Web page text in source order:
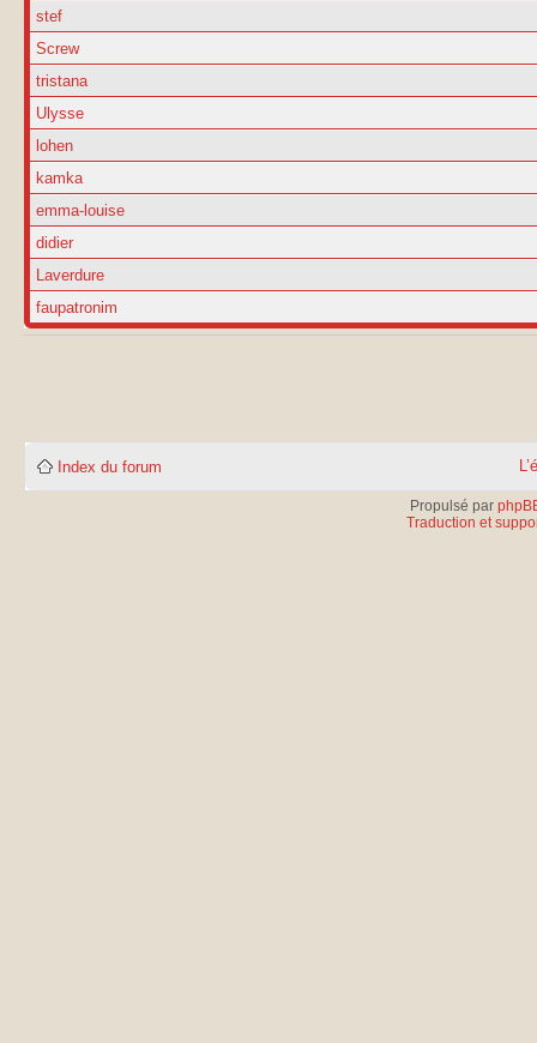
stef
Screw
tristana
Ulysse
lohen
kamka
emma-louise
didier
Laverdure
faupatronim
Index du forum
Propulsé par
Traduction et